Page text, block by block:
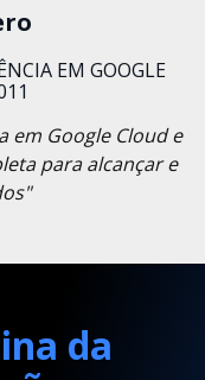
EM GOOGLE
em Google Cloud e
para alcançar e
da